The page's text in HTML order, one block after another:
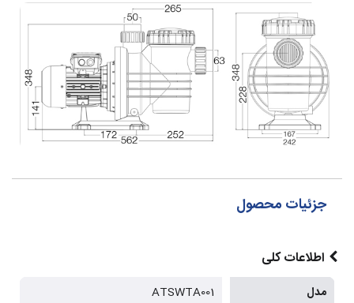
جزئیات محصول
اطلاعات کلی
مدل ATSWTA001